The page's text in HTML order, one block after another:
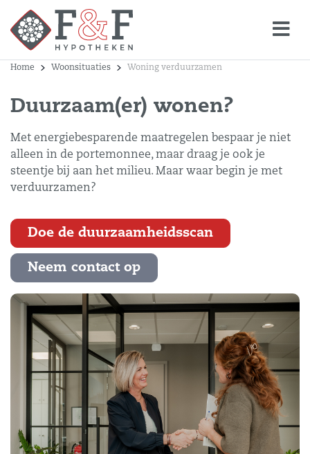
Home Woonsituaties Woning verduurzamen
Duurzaam(er) wonen?
Met energiebesparende maatregelen bespaar je niet
alleen in de portemonnee, maar draag je ook je
steentje bij aan het milieu. Maar waar begin je met
verduurzamen?
Doe de duurzaamheidsscan
Neem contact op